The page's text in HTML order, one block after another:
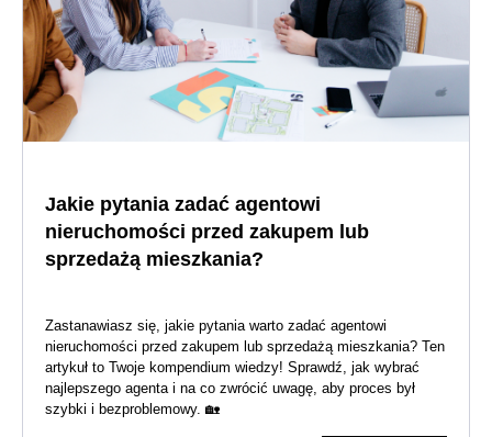
Jakie pytania zadać agentowi
nieruchomości przed zakupem lub
sprzedażą mieszkania?
Zastanawiasz się, jakie pytania warto zadać agentowi
nieruchomości przed zakupem lub sprzedażą mieszkania? Ten
artykuł to Twoje kompendium wiedzy! Sprawdź, jak wybrać
najlepszego agenta i na co zwrócić uwagę, aby proces był
szybki i bezproblemowy. 🏡